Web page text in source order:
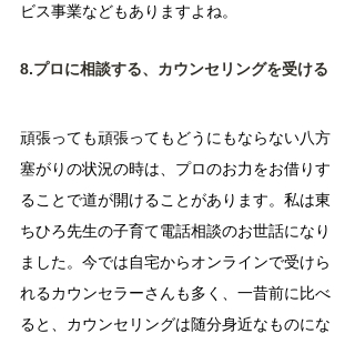
ビス事業などもありますよね。
8.プロに相談する、カウンセリングを受ける
頑張っても頑張ってもどうにもならない八方
塞がりの状況の時は、プロのお力をお借りす
ることで道が開けることがあります。私は東
ちひろ先生の子育て電話相談のお世話になり
ました。今では自宅からオンラインで受けら
れるカウンセラーさんも多く、一昔前に比べ
ると、カウンセリングは随分身近なものにな